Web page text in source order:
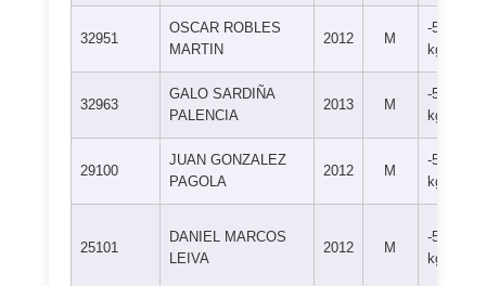
32951
OSCAR ROBLES
MARTIN
2012 M
-50
kg
32963
GALO SARDIÑA
PALENCIA
2013 M
-50
kg
29100
JUAN GONZALEZ
PAGOLA
2012 M
-50
kg
25101
DANIEL MARCOS
LEIVA
2012 M
-50
kg